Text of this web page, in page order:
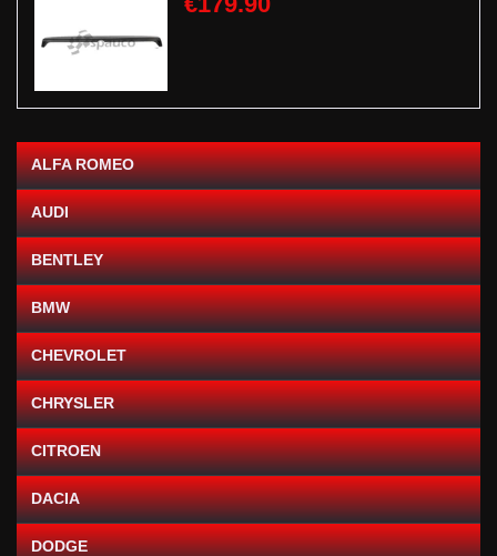
ALFA ROMEO
AUDI
BENTLEY
BMW
CHEVROLET
CHRYSLER
CITROEN
DACIA
DODGE